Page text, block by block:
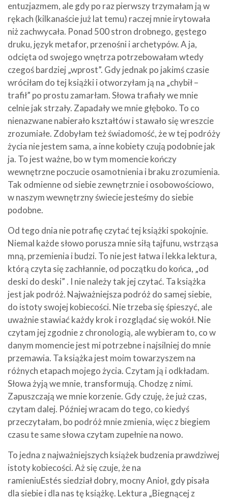
entuzjazmem, ale gdy po raz pierwszy trzymałam ją w
rękach (kilkanaście już lat temu) raczej mnie irytowała
niż zachwycała. Ponad 500 stron drobnego, gęstego
druku, język metafor, przenośni i archetypów. A ja,
odcięta od swojego wnętrza potrzebowałam wtedy
czegoś bardziej „wprost”. Gdy jednak po jakimś czasie
wróciłam do tej książki i otworzyłam ją na „chybił –
trafił” po prostu zamarłam. Słowa trafiały we mnie
celnie jak strzały. Zapadały we mnie głęboko. To co
nienazwane nabierało kształtów i stawało się wreszcie
zrozumiałe. Zdobyłam też świadomość, że w tej podróży
życia nie jestem sama, a inne kobiety czują podobnie jak
ja. To jest ważne, bo w tym momencie kończy
wewnętrzne poczucie osamotnienia i braku zrozumienia.
Tak odmienne od siebie zewnętrznie i osobowościowo,
w naszym wewnętrzny świecie jesteśmy do siebie
podobne.
Od tego dnia nie potrafię czytać tej książki spokojnie.
Niemal każde słowo porusza mnie siłą tajfunu, wstrząsa
mną, przemienia i budzi. To nie jest łatwa i lekka lektura,
którą czyta się zachłannie, od początku do końca, „od
deski do deski” . I nie należy tak jej czytać. Ta książka
jest jak podróż. Najważniejsza podróż do samej siebie,
do istoty swojej kobiecości. Nie trzeba się śpieszyć, ale
uważnie stawiać każdy krok i rozglądać się wokół. Nie
czytam jej zgodnie z chronologią, ale wybieram to, co w
danym momencie jest mi potrzebne i najsilniej do mnie
przemawia. Ta książka jest moim towarzyszem na
różnych etapach mojego życia. Czytam ją i odkładam.
Słowa żyją we mnie, transformują. Chodzę z nimi.
Zapuszczają we mnie korzenie. Gdy czuję, że już czas,
czytam dalej. Później wracam do tego, co kiedyś
przeczytałam, bo podróż mnie zmienia, więc z biegiem
czasu te same słowa czytam zupełnie na nowo.
To jedna z najważniejszych książek budzenia prawdziwej
istoty kobiecości. Aż się czuje, że na
ramieniuEstés siedział dobry, mocny Anioł, gdy pisała
dla siebie i dla nas tę książkę. Lektura „Biegnącej z